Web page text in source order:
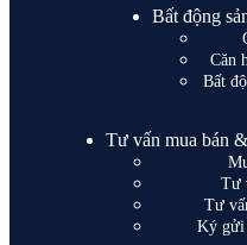
Bất động
Căn
Bất
Tư vấn mua bán
Tư
Tư
Ký gửi